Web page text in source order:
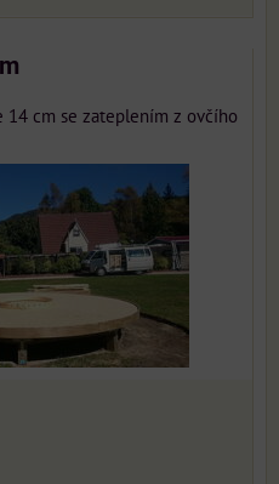
14 cm se zateplením z ovčího